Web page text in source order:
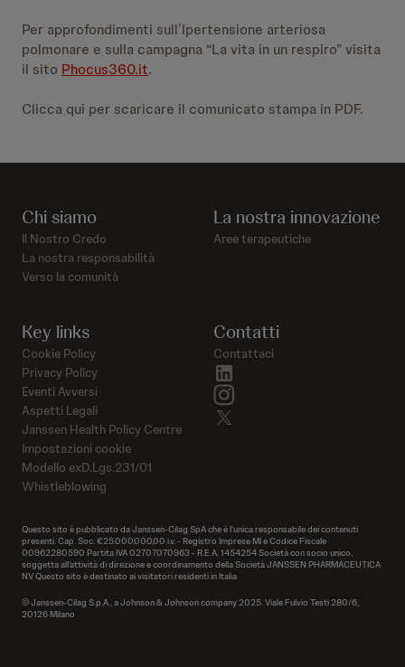
Per approfondimenti sull’Ipertensione arteriosa
polmonare e sulla campagna “La vita in un respiro” visita
il sito Phocus360.it.
Clicca qui per scaricare il comunicato stampa in PDF.
Chi siamo
Il Nostro Credo
La nostra responsabilità
Verso la comunità
La nostra innovazione
Aree terapeutiche
Contatti
Contattaci
Key links
Cookie Policy
Privacy Policy
Eventi Avversi
Aspetti Legali
Janssen Health Policy Centre
Impostazioni cookie
Modello exD.Lgs.231/01
Whistleblowing
Questo sito è pubblicato da Janssen-Cilag SpA che è l’unica responsabile dei contenuti
presenti. Cap. Soc. €25.000.000,00 i.v. - Registro Imprese MI e Codice Fiscale
00962280590 Partita IVA 02707070963 - R.E.A. 1454254 Società con socio unico,
soggetta all’attività di direzione e coordinamento della Società JANSSEN PHARMACEUTICA
NV Questo sito è destinato ai visitatori residenti in Italia
© Janssen-Cilag S.p.A., a Johnson & Johnson company 2025. Viale Fulvio Testi 280/6,
20126 Milano